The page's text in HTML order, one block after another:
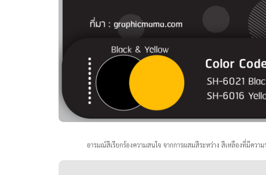
อารมณ์สีเรียกร้องความสนใจ จากการผสมสีระหว่าง สีเหลืองที่มีคว